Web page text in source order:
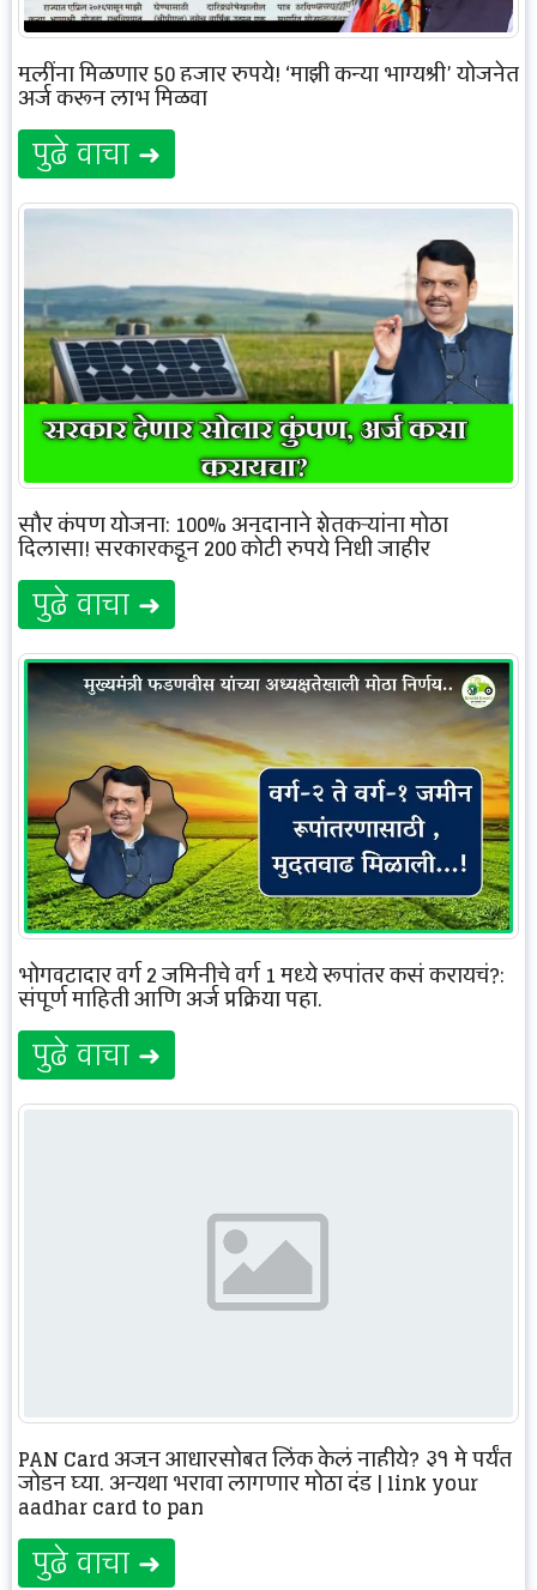
मुलींना मिळणार 50 हजार रुपये! ‘माझी कन्या भाग्यश्री’ योजनेत
अर्ज करून लाभ मिळवा
पुढे वाचा ➜
सौर कुंपण योजना: 100% अनुदानाने शेतकऱ्यांना मोठा
दिलासा! सरकारकडून 200 कोटी रुपये निधी जाहीर
पुढे वाचा ➜
भोगवटादार वर्ग 2 जमिनीचे वर्ग 1 मध्ये रूपांतर कसं करायचं?:
संपूर्ण माहिती आणि अर्ज प्रक्रिया पहा.
पुढे वाचा ➜
PAN Card अजून आधारसोबत लिंक केलं नाहीये? ३१ मे पर्यंत
जोडून घ्या, अन्यथा भरावा लागणार मोठा दंड | link your
aadhar card to pan
पुढे वाचा ➜